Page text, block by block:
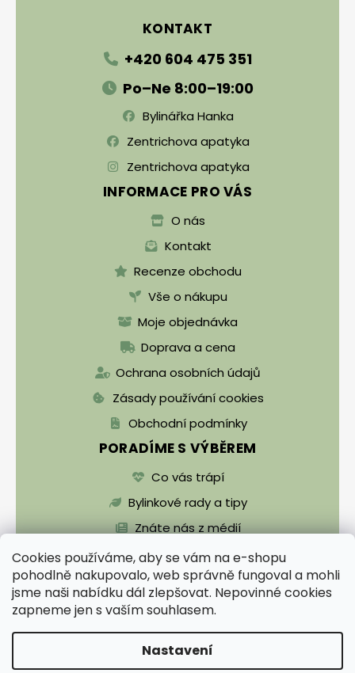
Cookies používáme, aby se vám na e-shopu
pohodlně nakupovalo, web správně fungoval a mohli
jsme naši nabídku dál zlepšovat. Nepovinné cookies
zapneme jen s vaším souhlasem.
Nastavení
KONTAKT
+420 604 475 351
Po–Ne 8:00–19:00
Bylinářka Hanka
Zentrichova apatyka
Zentrichova apatyka
INFORMACE PRO VÁS
O nás
Kontakt
Recenze obchodu
Vše o nákupu
Moje objednávka
Doprava a cena
Ochrana osobních údajů
Zásady používání cookies
Obchodní podmínky
PORADÍME S VÝBĚREM
Co vás trápí
Bylinkové rady a tipy
Znáte nás z médií
Vytvořil Shoptet
Zentrichova apatyka a Bylinář